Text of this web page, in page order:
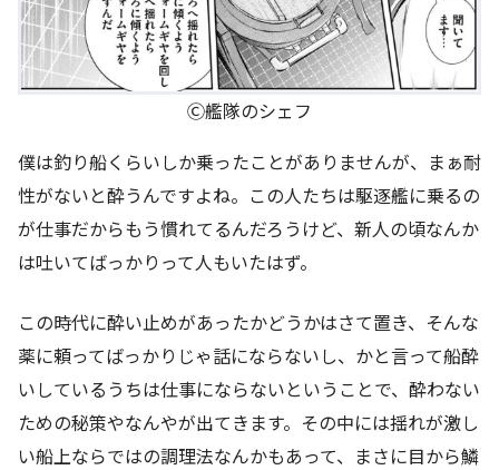
Ⓒ艦隊のシェフ
僕は釣り船くらいしか乗ったことがありませんが、まぁ耐
性がないと酔うんですよね。この人たちは駆逐艦に乗るの
が仕事だからもう慣れてるんだろうけど、新人の頃なんか
は吐いてばっかりって人もいたはず。
この時代に酔い止めがあったかどうかはさて置き、そんな
薬に頼ってばっかりじゃ話にならないし、かと言って船酔
いしているうちは仕事にならないということで、酔わない
ための秘策やなんやが出てきます。その中には揺れが激し
い船上ならではの調理法なんかもあって、まさに目から鱗